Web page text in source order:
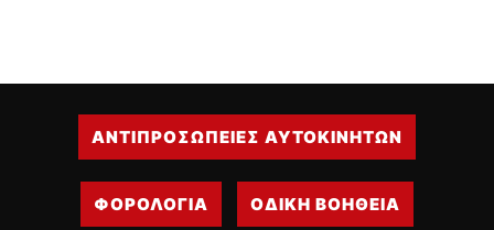
ΑΝΤΙΠΡΟΣΩΠΕΙΕΣ ΑΥΤΟΚΙΝΗΤΩΝ
ΦΟΡΟΛΟΓΙΑ ΟΔΙΚΗ ΒΟΗΘΕΙΑ